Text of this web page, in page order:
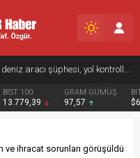
Şırnak’ta gece etabıyla düzenlenen Drone Şampiyonası’nda 32 takım kıyasıya yarıştı
GRAM GÜMÜŞ
97,57
BITCOIN
$65025
ve ihracat sorunları görüşüldü